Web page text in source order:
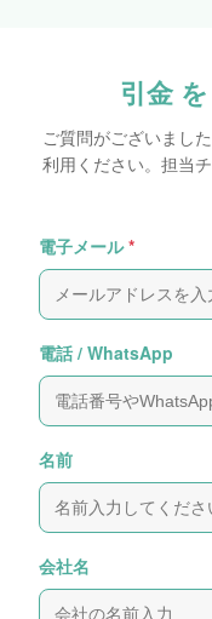
引金
ご質問がございまし
利用ください。担当
電子メール *
電話 / WhatsApp
名前
会社名